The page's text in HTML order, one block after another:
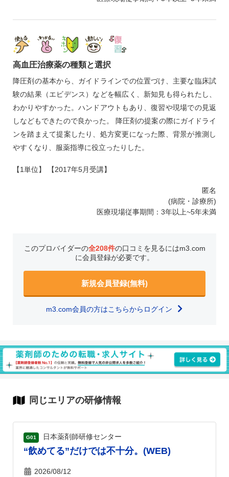
高血圧治療薬の種類と選択
降圧剤の基本から、ガイドラインでの位置づけ、主要な臨床試
験の結果（エビデンス）などを幅広く、新知見も得られたし、
わかりやすかった。ハンドアウトもあり、復習や現場での見返
しなどもできたので良かった。 降圧剤の提案の際にガイドライ
ンを踏まえて提案したり、処方変更になった際、背景が推測し
やすくなり、服薬指導に役立ったりした。
【1単位】 【2017年5月受講】
匿名
(病院・診療所)
医療現場従事期間：3年以上~5年未満
このプロバイダーの全208件の口コミを見るにはm3.com
に会員登録が必要です。
新規会員登録(無料)
m3.com会員の方はこちらからログイン
同じエリアの研修情報
G01 日本薬剤師研修センター
“飲めてる”だけでは不十分。(WEB)
2026/08/12